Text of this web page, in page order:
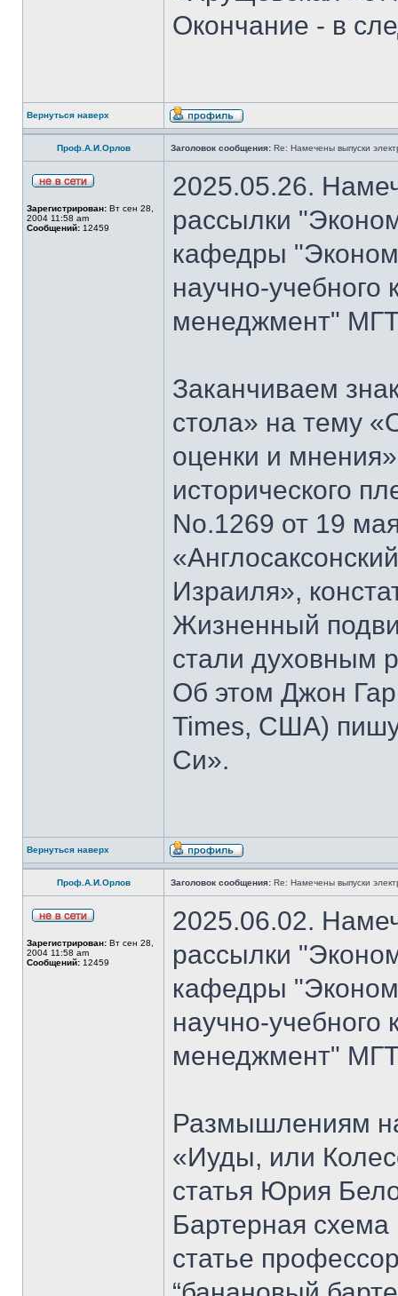
Окончание - в
Вернуться наверх
Проф.А.И.Орлов Заголовок сообщения: Re: Намечены выпуски
Зарегистрирован: Вт сен 28,
2004 11:58 am
Сообщений: 12459
2025.05.26.
рассылки
кафедры
научно-
менеджмент"
Заканчиваем
стола» на тему
оценки и
исторического
No.1269 от 19
Израиля»,
Жизненный
стали духовным
Об этом Джон
Times, США)
Си».
Вернуться наверх
Проф.А.И.Орлов Заголовок сообщения: Re: Намечены выпуски
Зарегистрирован: Вт сен 28,
2004 11:58 am
Сообщений: 12459
2025.06.02.
рассылки
кафедры
научно-
менеджмент"
Размышлениям
«Иуды, или
статья Юрия
Бартерная схема
статье